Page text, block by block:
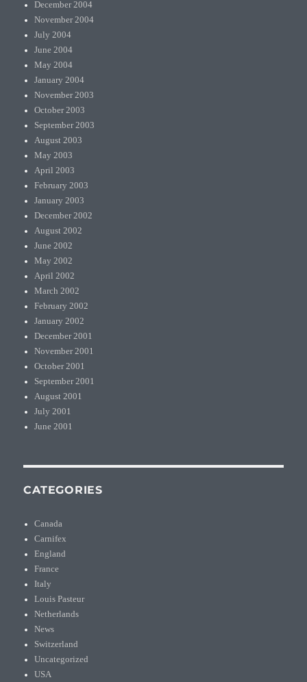
December 2004
November 2004
July 2004
June 2004
May 2004
January 2004
November 2003
October 2003
September 2003
August 2003
May 2003
April 2003
February 2003
January 2003
December 2002
August 2002
June 2002
May 2002
April 2002
March 2002
February 2002
January 2002
December 2001
November 2001
October 2001
September 2001
August 2001
July 2001
June 2001
CATEGORIES
Canada
Carnifex
England
France
Italy
Louis Pasteur
Netherlands
News
Switzerland
Uncategorized
USA